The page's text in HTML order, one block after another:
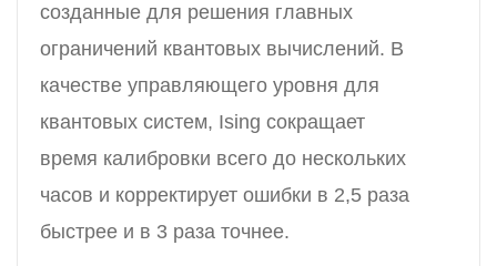
созданные для решения главных
ограничений квантовых вычислений. В
качестве управляющего уровня для
квантовых систем, Ising сокращает
время калибровки всего до нескольких
часов и корректирует ошибки в 2,5 раза
быстрее и в 3 раза точнее.